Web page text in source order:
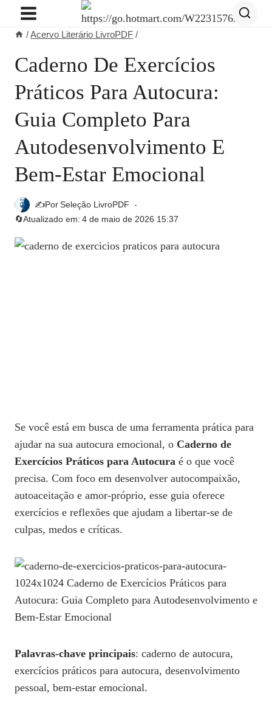
Pular
Conteúdo
/Acervo Literário LivroPDF /
Caderno De Exercícios
Práticos Para Autocura:
Guia Completo Para
Autodesenvolvimento E
Bem-Estar Emocional
✍️PorSeleção LivroPDF
🔄Atualizado em: 4 de maio de 2026 15:37
Se você está em busca de uma ferramenta prática para
ajudar na sua autocura emocional, o Caderno de
Exercícios Práticos para Autocura é o que você
precisa. Com foco em desenvolver autocompaixão,
autoaceitação e amor-próprio, esse guia oferece
exercícios e reflexões que ajudam a libertar-se de
culpas, medos e críticas.
Palavras-chave principais: caderno de autocura,
exercícios práticos para autocura, desenvolvimento
pessoal, bem-estar emocional.